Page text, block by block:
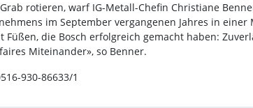
rotieren, warf IG-Metall-Chefin Christiane
im September vergangenen Jahres in einer
Füßen, die Bosch erfolgreich gemacht haben:
Miteinander», so Benner.
930-86633/1